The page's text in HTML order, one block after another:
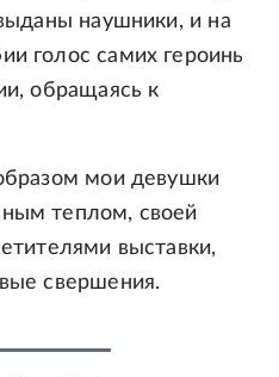
наушники, и на
голос самих героинь
обращаясь к
мои девушки
теплом, своей
выставки,
свершения.